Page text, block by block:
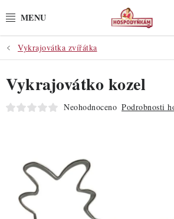
na
POTŘEBY
POMŮCKY
SUROVINY
PRO OSLAVY
DO KUCHYNĚ
Vykrajovátka zvířátka
Vykrajovátko kozel
Neohodnoceno Podrobnosti